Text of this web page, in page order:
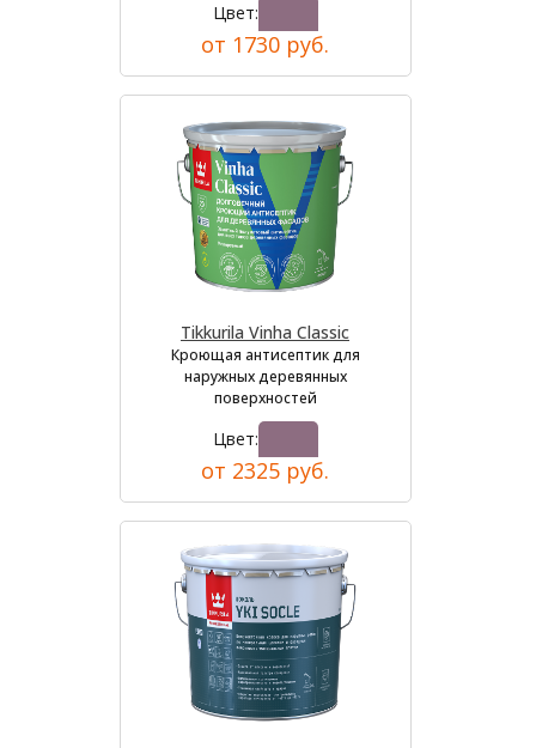
Цвет:
от 1730 руб.
Tikkurila Vinha Classic
Кроющая антисептик для
наружных деревянных
поверхностей
Цвет:
от 2325 руб.